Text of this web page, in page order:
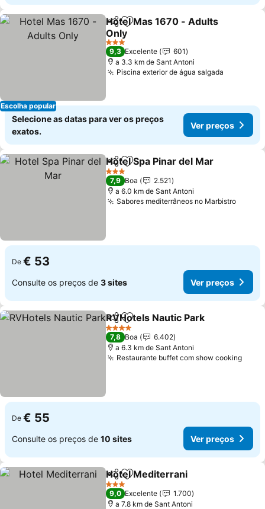
Escolha popular
PartilharAdicionar aos favoritos
Hotel Mas 1670 - Adults
Only
3 Estrelas
9,3 Excelente
601
a 3.3 km de Sant Antoni
Piscina exterior de água salgada
Selecione as datas para ver os preços
exatos.
Ver preços
PartilharAdicionar aos favoritos
Hotel Spa Pinar del Mar
3 Estrelas
7,9 Boa
2.521
a 6.0 km de Sant Antoni
Sabores mediterrâneos no Marbistro
De € 53
Consulte os preços de 3 sites Ver preços
PartilharAdicionar aos favoritos
RVHotels Nautic Park
4 Estrelas
7,8 Boa
6.402
a 6.3 km de Sant Antoni
Restaurante buffet com show cooking
De € 55
Consulte os preços de 10 sites Ver preços
PartilharAdicionar aos favoritos
Hotel Mediterrani
3 Estrelas
9,0 Excelente
1.700
a 7.8 km de Sant Antoni